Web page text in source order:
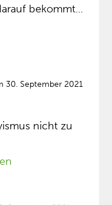
bekommt…
30. September 2021
nicht zu